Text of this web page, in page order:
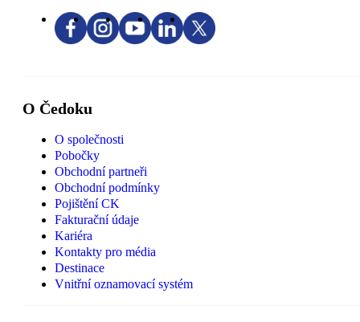
O Čedoku
O společnosti
Pobočky
Obchodní partneři
Obchodní podmínky
Pojištění CK
Fakturační údaje
Kariéra
Kontakty pro média
Destinace
Vnitřní oznamovací systém